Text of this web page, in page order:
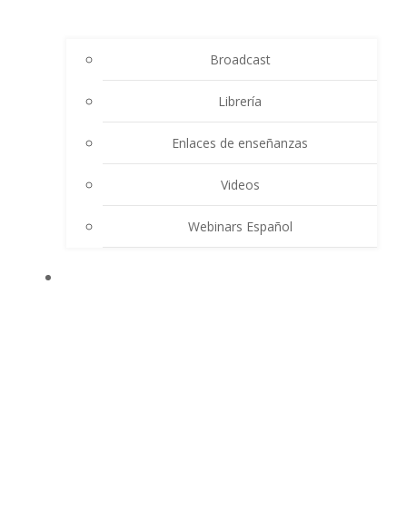
Broadcast
Librería
Enlaces de enseñanzas
Videos
Webinars Español